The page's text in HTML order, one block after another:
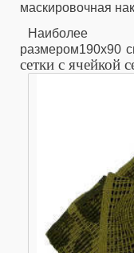
маскировочная
Наиболее
размером190х90
сетки с ячейкой